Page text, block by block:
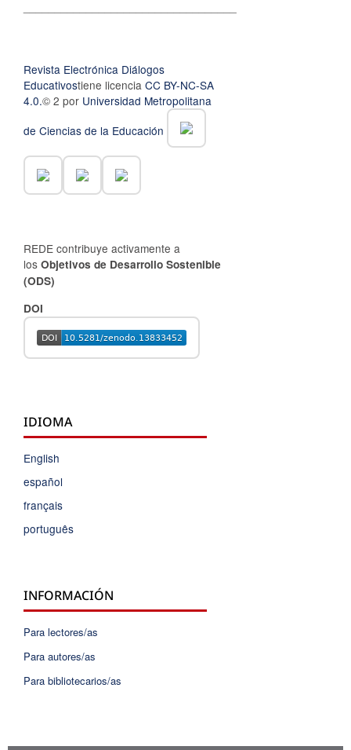
Revista Electrónica Diálogos
Educativostiene licencia CC BY-NC-SA
4.0.© 2 por Universidad Metropolitana
de Ciencias de la Educación
REDE contribuye activamente a
los Objetivos de Desarrollo Sostenible
(ODS)
DOI
IDIOMA
English
español
français
português
INFORMACIÓN
Para lectores/as
Para autores/as
Para bibliotecarios/as